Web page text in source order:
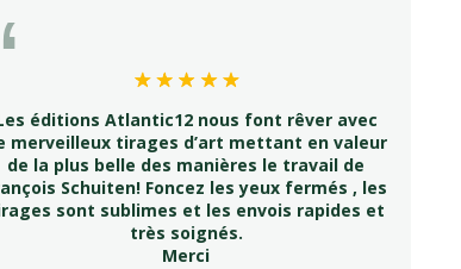
éditions Atlantic12 nous font rêver avec
merveilleux tirages d’art mettant en valeur
de la plus belle des manières le travail de
Schuiten! Foncez les yeux fermés , les
sont sublimes et les envois rapides et
très soignés.
Merci